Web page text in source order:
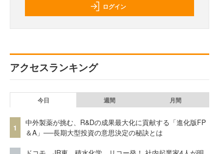
ログイン
アクセスランキング
今日 週間 月間
1
中外製薬が挑む、R&Dの成果最大化に貢献する「進化版FP
＆A」──長期大型投資の意思決定の秘訣とは